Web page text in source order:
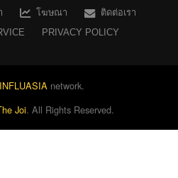
โฆษณา
ติดต่อเรา
PRIVACY POLICY
INFLUASIA network.
Joi. All Rights Reserved.